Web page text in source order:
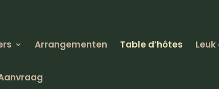
Arrangementen Table d’hôtes